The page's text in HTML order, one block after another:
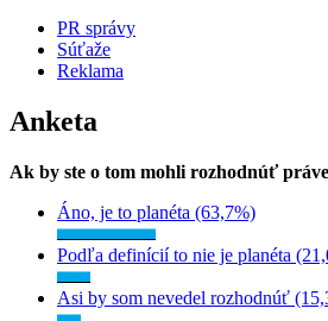
PR správy
Súťaže
Reklama
Anketa
Ak by ste o tom mohli rozhodnúť
Áno, je to planéta (63,7%)
Podľa definícií to nie je planéta
Asi by som nevedel rozhodnúť